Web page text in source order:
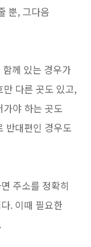
뿐, 그다음
께 있는 경우가
다른 곳도 있고,
야 하는 곳도
반대편인 경우도
주소를 정확히
. 이때 필요한